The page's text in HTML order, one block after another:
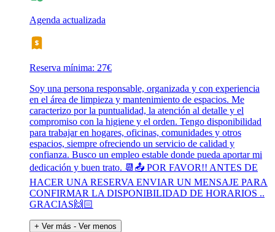
Agenda actualizada
Reserva mínima: 27€
Soy una persona responsable, organizada y con experiencia
en el área de limpieza y mantenimiento de espacios. Me
caracterizo por la puntualidad, la atención al detalle y el
compromiso con la higiene y el orden. Tengo disponibilidad
para trabajar en hogares, oficinas, comunidades y otros
espacios, siempre ofreciendo un servicio de calidad y
confianza. Busco un empleo estable donde pueda aportar mi
dedicación y buen trato. 📆📤 POR FAVOR!! ANTES DE
HACER UNA RESERVA ENVIAR UN MENSAJE PARA
CONFIRMAR LA DISPONIBILIDAD DE HORARIOS ..
GRACIAS🙌🏻
+ Ver más - Ver menos